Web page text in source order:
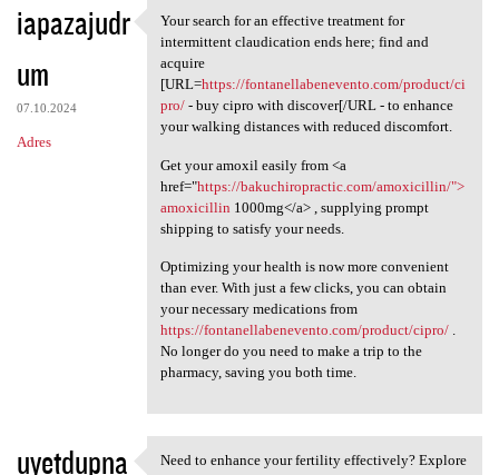
iapazajudr
um
07.10.2024
Adres
Your search for an effective
Your search for an effective treatment for
intermittent claudication ends here; find and
acquire
[URL=https://fontanellabenevento.com/product/ci
pro/- buy cipro with discover[/URL - to enhance
your walking distances with reduced discomfort.
Get your amoxil easily from <a
href="https://bakuchiropractic.com/amoxicillin/">
amoxicillin 1000mg</a> , supplying prompt
shipping to satisfy your needs.
Optimizing your health is now more convenient
than ever. With just a few clicks, you can obtain
your necessary medications from
https://fontanellabenevento.com/product/cipro/.
No longer do you need to make a trip to the
pharmacy, saving you both time.
uyetdupna
Need to enhance your fertility effectively? Explore